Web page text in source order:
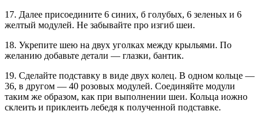
17. Далее присоедините 6 синих, б голубых, 6 зеленых и 6
желтый модулей. Не забывайте про изгиб шеи.
18. Укрепите шею на двух уголках между крыльями. Пo
желанию добавьте детали — глазки, бантик.
19. Сделайте подставку в виде двух колец. В одном кольце —
36, в другом — 40 розовых модулей. Соединяйте модули
таким же образом, как при выполнении шеи. Кольца иожно
склеить и приклеить лебедя к полученной подставке.